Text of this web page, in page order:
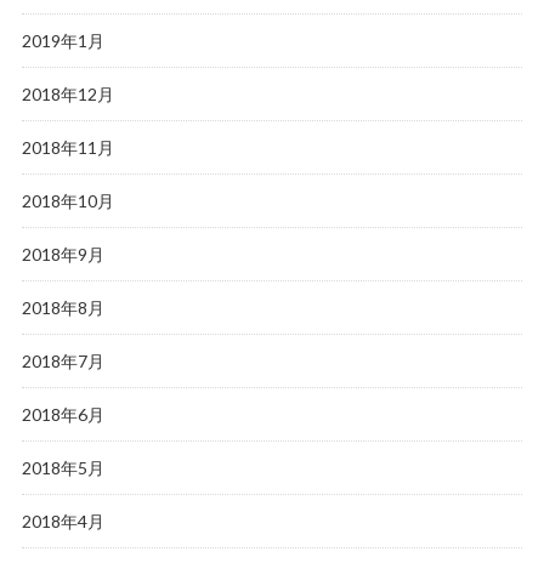
2019年1月
2018年12月
2018年11月
2018年10月
2018年9月
2018年8月
2018年7月
2018年6月
2018年5月
2018年4月